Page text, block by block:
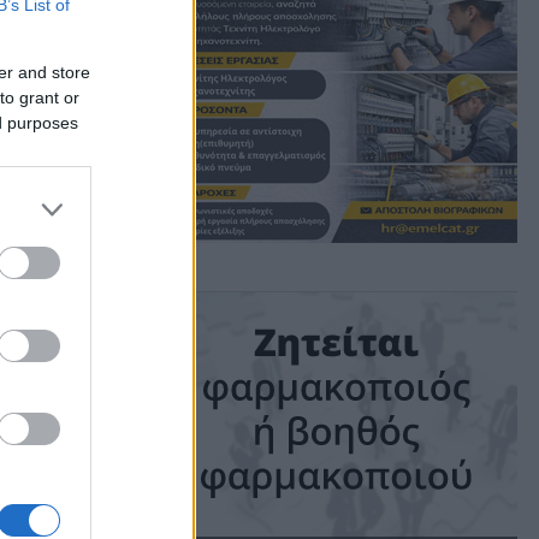
List of
and store
grant or
purposes
1 min read